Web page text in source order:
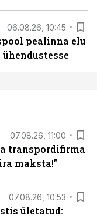
06.08.26, 10:45
pealinna elu
07.08.26, 11:00
transpordifirma
maksta!”
07.08.26, 10:53
ületatud: